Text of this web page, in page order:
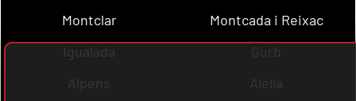
Montclar
Montcada i Reixac
Igualada
Gurb
Alpens
Alella